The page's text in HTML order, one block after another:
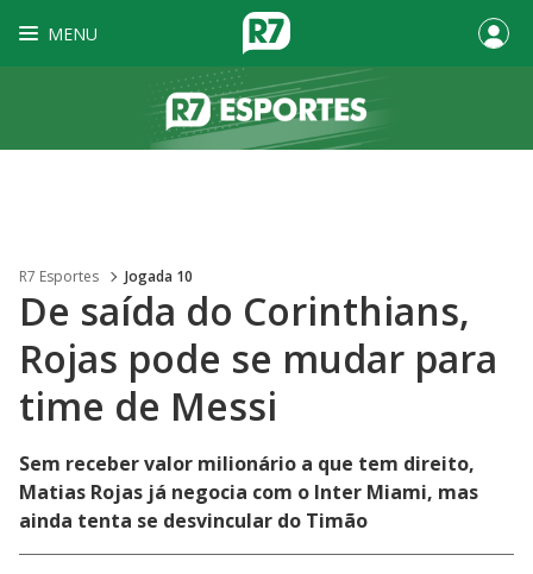
MENU
R7 Esportes Jogada 10
De saída do Corinthians,
Rojas pode se mudar para
time de Messi
Sem receber valor milionário a que tem direito,
Matias Rojas já negocia com o Inter Miami, mas
ainda tenta se desvincular do Timão